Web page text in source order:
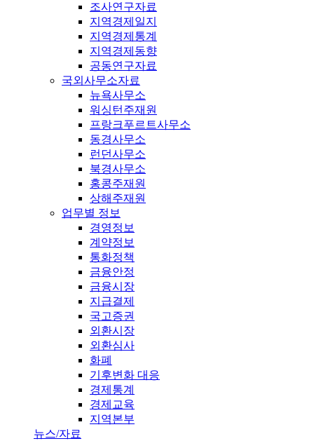
조사연구자료
지역경제일지
지역경제통계
지역경제동향
공동연구자료
국외사무소자료
뉴욕사무소
워싱턴주재원
프랑크푸르트사무소
동경사무소
런던사무소
북경사무소
홍콩주재원
상해주재원
업무별 정보
경영정보
계약정보
통화정책
금융안정
금융시장
지급결제
국고증권
외환시장
외환심사
화폐
기후변화 대응
경제통계
경제교육
지역본부
뉴스/자료